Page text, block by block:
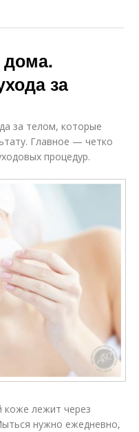
дома.
за
за телом, которые
Главное — четко
процедур.
коже лежит через
нужно ежедневно,